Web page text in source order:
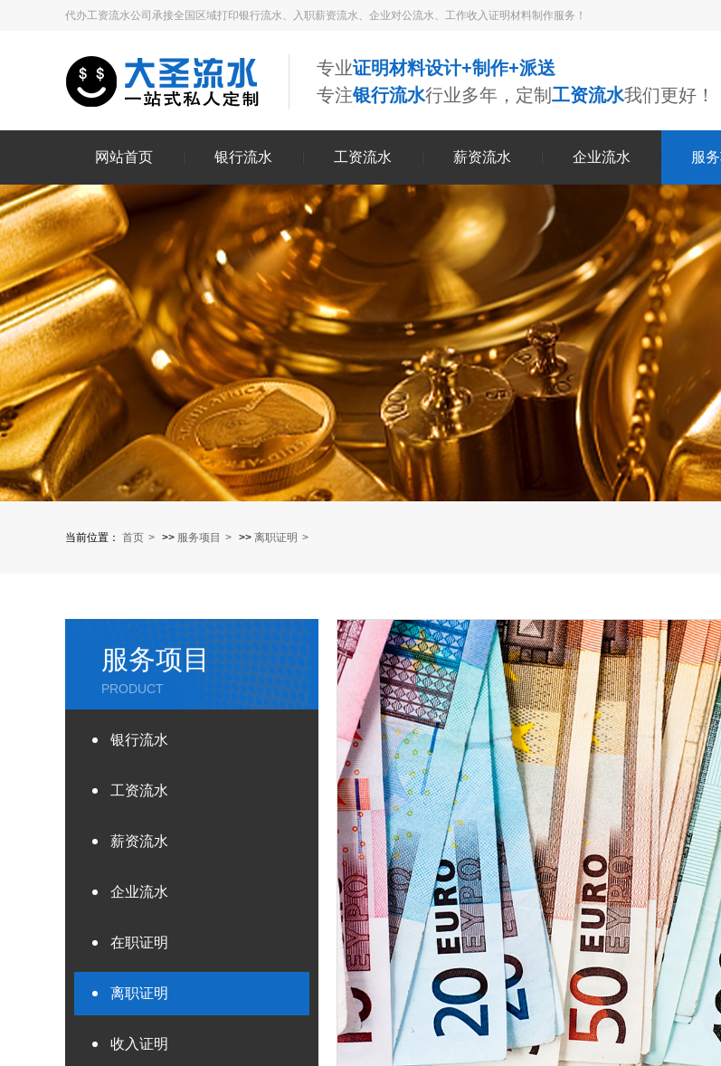
代办工资流水公司承接全国区域打印银行流水、入职薪资流水、企业对公流水、工作收入证明材料制作服务！
专业证明材料设计+制作+派送
专注银行流水行业多年，定制 工资流水我们更好！
网站首页 银行流水 工资流水 薪资流水 企业流水 服
当前位置： 首页 >> 服务项目 >> 离职证明
服务项目
PRODUCT
银行流水
工资流水
薪资流水
企业流水
在职证明
离职证明
收入证明